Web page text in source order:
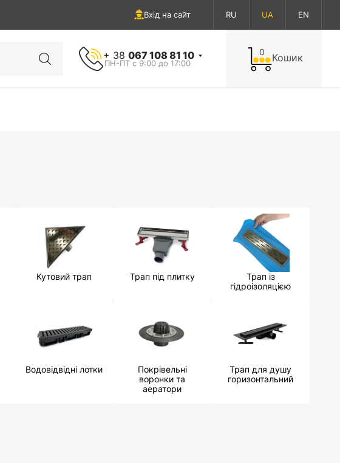
Вхід на сайт RU UA EN
+ 38 067 108 81 10
ПН-ПТ с 9:00 до 17:00
0 Кошик
Кутовий трап Трап під плитку
Трап із
гідроізоляцією
Водовідвідні лотки
Покрівельні
воронки та
аератори
Трап для душу
горизонтальний